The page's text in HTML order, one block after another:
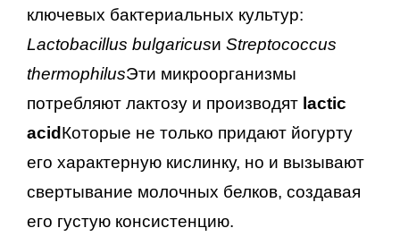
ключевых бактериальных культур:
Lactobacillus bulgaricusи Streptococcus
thermophilusЭти микроорганизмы
потребляют лактозу и производят lactic
acid Которые не только придают йогурту
его характерную кислинку, но и вызывают
свертывание молочных белков, создавая
его густую консистенцию.